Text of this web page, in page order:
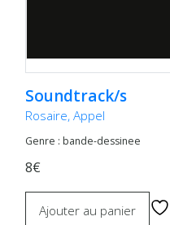
Soundtrack/s
Rosaire, Appel
Genre : bande-dessinee
8€
Ajouter au panier